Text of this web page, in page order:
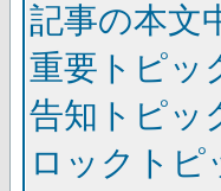
記事の本文
重要トピッ
告知トピッ
ロックトピ